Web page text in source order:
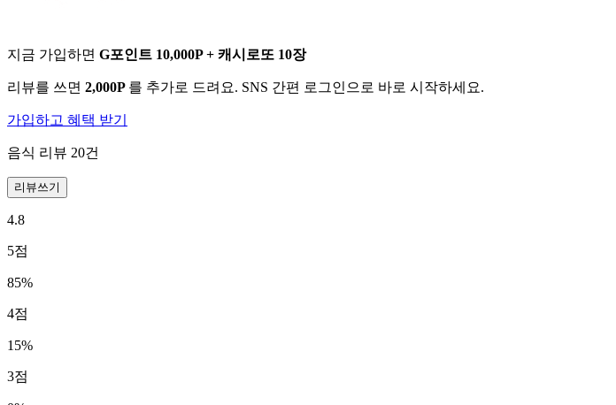
지금 가입하면 G포인트 10,000P + 캐시로또 10장
리뷰를 쓰면 2,000P 를 추가로 드려요. SNS 간편 로그인으로 바로 시작하세요.
가입하고 혜택 받기
음식 리뷰 20건
리뷰쓰기
4.8
5점
85%
4점
15%
3점